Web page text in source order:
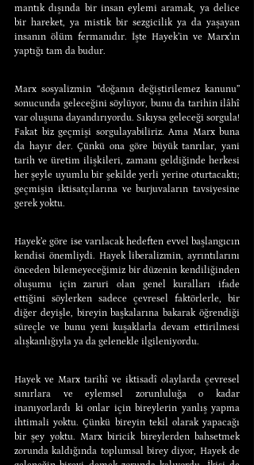
mantık dışında bir insan eylemi aramak, ya delice
bir hareket, ya mistik bir sezgicilik ya da yaşayan
insanın ölüm fermanıdır. İşte Hayek’in ve Marx’ın
yaptığı tam da budur.
Marx sosyalizmin “doğanın değiştirilemez kanunu”
sonucunda geleceğini söylüyor, bunu da tarihin ilâhî
var oluşuna dayandırıyordu. Sıkıysa geleceği sorgula!
Fakat biz geçmişi sorgulayabiliriz. Ama Marx buna
da hayır der. Çünkü ona göre büyük tanrılar, yani
tarih ve üretim ilişkileri, zamanı geldiğinde herkesi
her şeyle uyumlu bir şekilde yerli yerine oturtacaktı;
geçmişin iktisatçılarına ve burjuvaların tavsiyesine
gerek yoktu.
Hayek’e göre ise varılacak hedeften evvel başlangıcın
kendisi önemliydi. Hayek liberalizmin, ayrıntılarını
önceden bilemeyeceğimiz bir düzenin kendiliğinden
oluşumu için zaruri olan genel kuralları ifade
ettiğini söylerken sadece çevresel faktörlerle, bir
diğer deyişle, bireyin başkalarına bakarak öğrendiği
süreçle ve bunu yeni kuşaklarla devam ettirilmesi
alışkanlığıyla ya da gelenekle ilgileniyordu.
Hayek ve Marx tarihî ve iktisadî olaylarda çevresel
sınırlara ve eylemsel zorunluluğa o kadar
inanıyorlardı ki onlar için bireylerin yanlış yapma
ihtimali yoktu. Çünkü bireyin tekil olarak yapacağı
bir şey yoktu. Marx biricik bireylerden bahsetmek
zorunda kaldığında toplumsal birey diyor, Hayek de